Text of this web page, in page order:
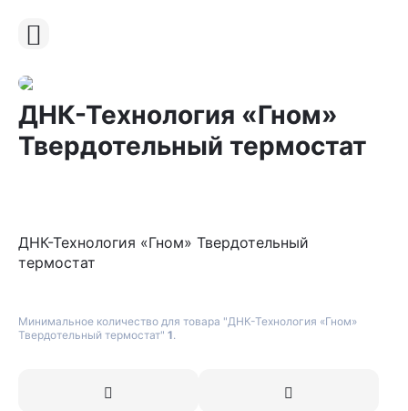
ДНК-Технология «Гном»
Твердотельный термостат
ДНК-Технология «Гном» Твердотельный
термостат
Минимальное количество для товара "ДНК-Технология «Гном»
Твердотельный термостат" 1.